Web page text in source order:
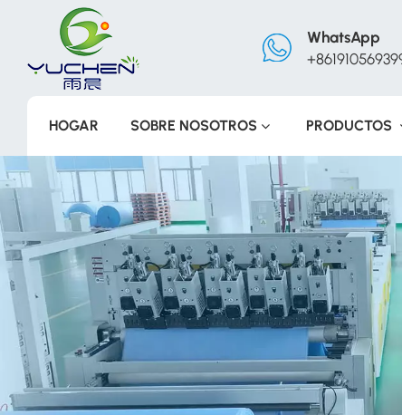
WhatsApp
HOGAR SOBRE NOSOTROS PRODUCTOS